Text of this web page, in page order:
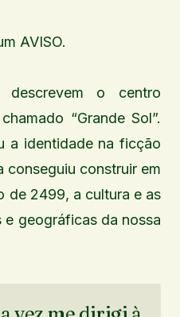
AVISO.
o centro
“Grande Sol”.
a identidade na ficção
conseguiu construir em
de 2499, a cultura e as
e geográficas da nossa